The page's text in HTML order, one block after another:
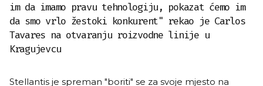
im da imamo pravu tehnologiju, pokazat ćemo im
da smo vrlo žestoki konkurent" rekao je Carlos
Tavares na otvaranju roizvodne linije u
Kragujevcu
Stellantis je spreman "boriti" se za svoje mjesto na